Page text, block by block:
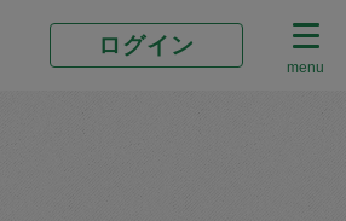
ログイン
menu